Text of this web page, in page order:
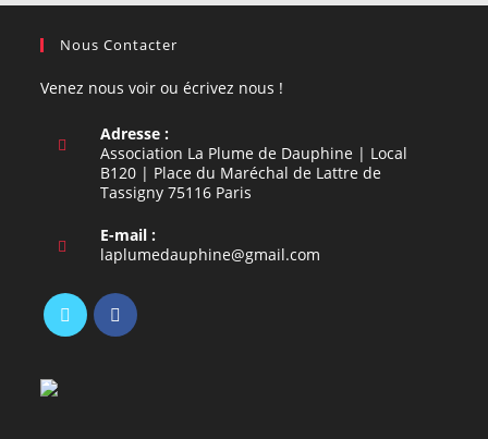
Nous Contacter
Venez nous voir ou écrivez nous !
Adresse :
Association La Plume de Dauphine | Local
B120 | Place du Maréchal de Lattre de
Tassigny 75116 Paris
E-mail :
laplumedauphine@gmail.com
dans
un